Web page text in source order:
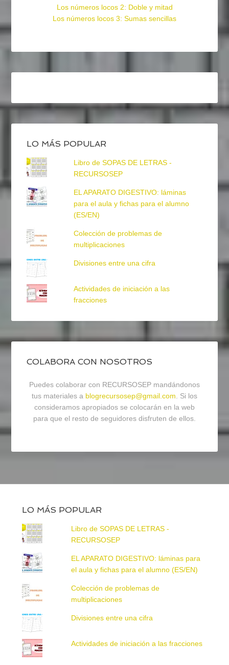
Los números locos 2: Doble y mitad
Los números locos 3: Sumas sencillas
LO MÁS POPULAR
Libro de SOPAS DE LETRAS -
RECURSOSEP
EL APARATO DIGESTIVO: láminas
para el aula y fichas para el alumno
(ES/EN)
Colección de problemas de
multiplicaciones
Divisiones entre una cifra
Actividades de iniciación a las
fracciones
COLABORA CON NOSOTROS
Puedes colaborar con RECURSOSEP mandándonos
tus materiales a blogrecursosep@gmail.com. Si los
consideramos apropiados se colocarán en la web
para que el resto de seguidores disfruten de ellos.
LO MÁS POPULAR
Libro de SOPAS DE LETRAS -
RECURSOSEP
EL APARATO DIGESTIVO: láminas para
el aula y fichas para el alumno (ES/EN)
Colección de problemas de
multiplicaciones
Divisiones entre una cifra
Actividades de iniciación a las fracciones